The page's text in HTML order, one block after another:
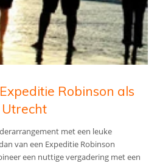
Robinson als
met een leuke
van een Expeditie Robinson
een nuttige vergadering met een